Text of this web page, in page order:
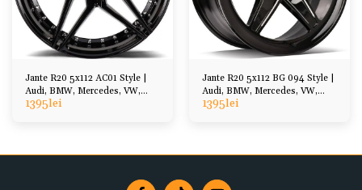
Jante R20 5x112 AC01 Style |
Audi, BMW, Mercedes, VW,
Skoda, Cupra
1395lei
Jante R20 5x112 BG 094 Style |
Audi, BMW, Mercedes, VW,
Skoda, Cupra
1395lei